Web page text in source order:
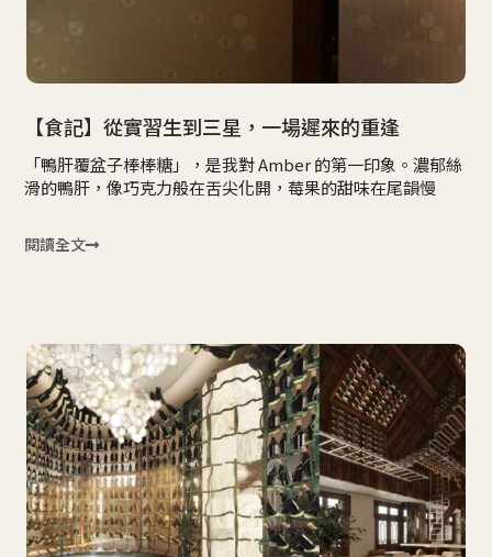
【食記】從實習生到三星，一場遲來的重逢
「鴨肝覆盆子棒棒糖」，是我對 Amber 的第一印象。濃郁絲
滑的鴨肝，像巧克力般在舌尖化開，莓果的甜味在尾韻慢
閱讀全文